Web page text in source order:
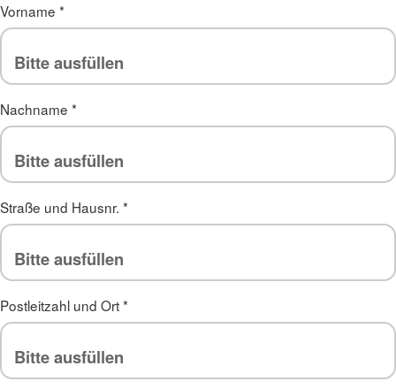
Vorname *
Nachname *
Straße und Hausnr. *
Postleitzahl und Ort*